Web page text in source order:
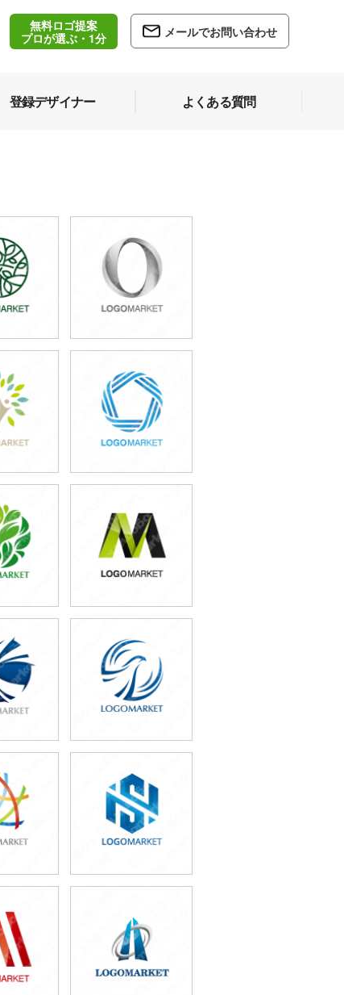
無料ロゴ提案
プロが選ぶ・1分
メールでお問い合わせ
登録デザイナー よくある質問
円
円)
49,800円
(税込54,780円)
円
円)
49,800円
(税込54,780円)
円
円)
49,800円
(税込54,780円)
円
円)
49,800円
(税込54,780円)
円
円)
49,800円
(税込54,780円)